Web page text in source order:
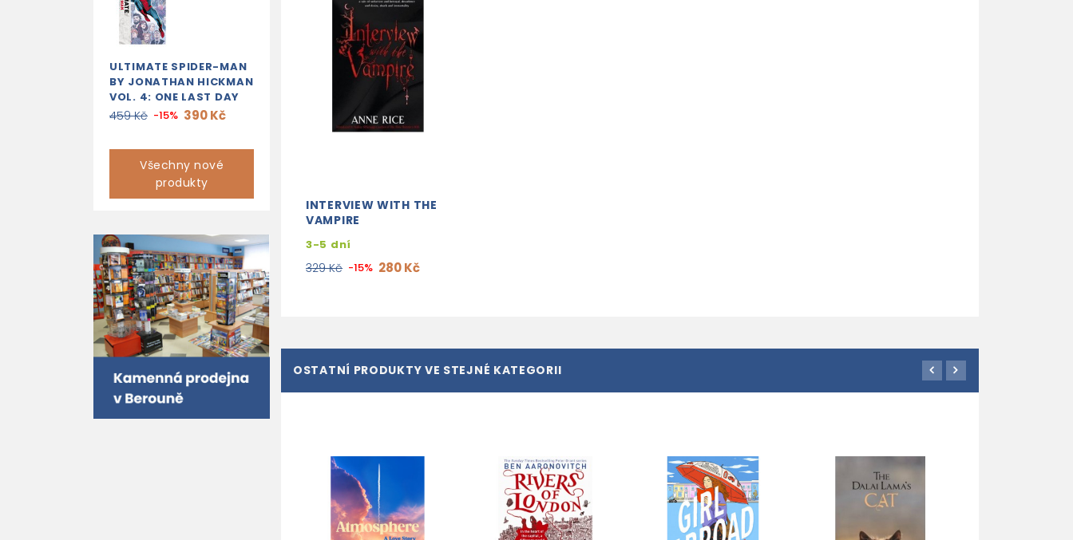
ULTIMATE SPIDER-MAN
BY JONATHAN HICKMAN
VOL. 4: ONE LAST DAY
459 Kč -15% 390 Kč
Všechny nové
produkty
INTERVIEW WITH THE
VAMPIRE
3-5 dní
329 Kč -15% 280 Kč
OSTATNÍ PRODUKTY VE STEJNÉ KATEGORII